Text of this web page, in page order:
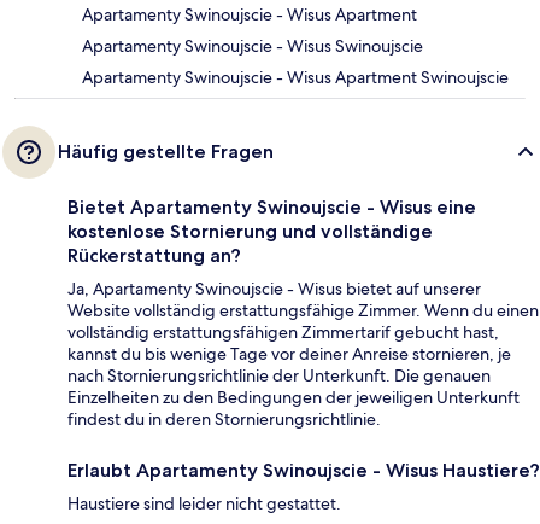
Apartamenty Swinoujscie - Wisus Apartment
Apartamenty Swinoujscie - Wisus Swinoujscie
Apartamenty Swinoujscie - Wisus Apartment Swinoujscie
Häufig gestellte Fragen
Bietet Apartamenty Swinoujscie - Wisus eine
kostenlose Stornierung und vollständige
Rückerstattung an?
Ja, Apartamenty Swinoujscie - Wisus bietet auf unserer
Website vollständig erstattungsfähige Zimmer. Wenn du einen
vollständig erstattungsfähigen Zimmertarif gebucht hast,
kannst du bis wenige Tage vor deiner Anreise stornieren, je
nach Stornierungsrichtlinie der Unterkunft. Die genauen
Einzelheiten zu den Bedingungen der jeweiligen Unterkunft
findest du in deren Stornierungsrichtlinie.
Erlaubt Apartamenty Swinoujscie - Wisus Haustiere?
Haustiere sind leider nicht gestattet.